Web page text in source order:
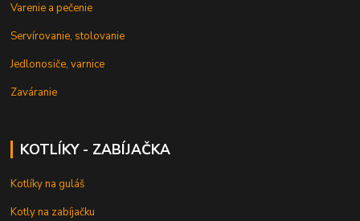
Varenie a pečenie
Servírovanie, stolovanie
Jedlonosiče, varnice
Zaváranie
KOTLÍKY - ZABÍJAČKA
Kotlíky na guláš
Kotly na zabíjačku